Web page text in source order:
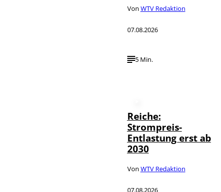
Von WTV Redaktion
07.08.2026
5 Min.
Reiche:
Strompreis-
Entlastung erst ab
2030
Von WTV Redaktion
07.08.2026